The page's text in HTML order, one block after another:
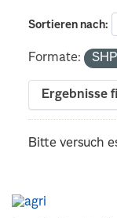
Sortieren nach
Formate:
Ergebnisse
Bitte versuch